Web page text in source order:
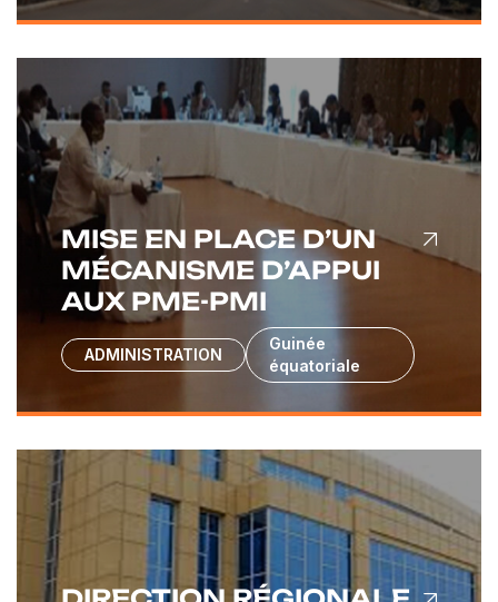
MISE EN PLACE D’UN
MÉCANISME D’APPUI
AUX PME-PMI
ADMINISTRATION
Guinée
équatoriale